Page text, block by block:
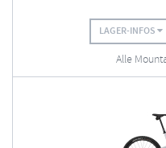
LAGER-INFOS
Alle